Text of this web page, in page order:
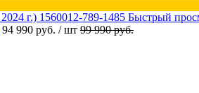
Быстрый
94 990 руб. / шт 99 990 руб.